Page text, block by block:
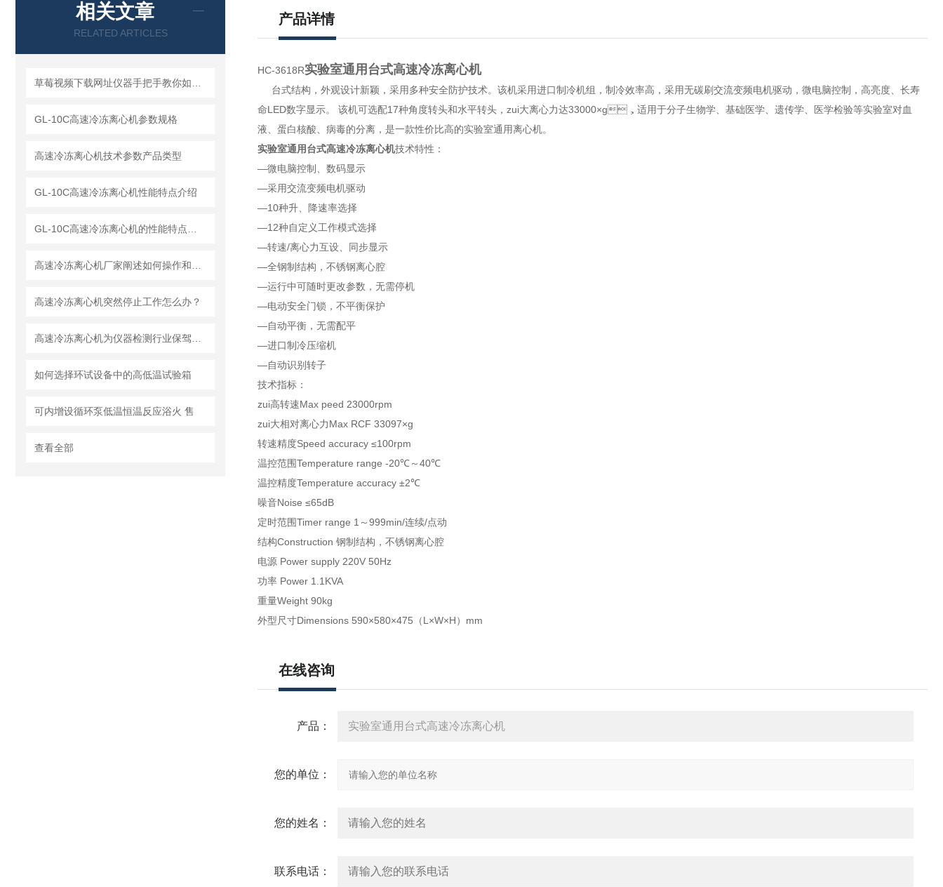
相关文章
RELATED ARTICLES
GL-10C高速冷冻离心机参数规格
高速冷冻离心机技术参数产品类型
GL-10C高速冷冻离心机性能特点介绍
高速冷冻离心机突然停止工作怎么办？
如何选择环试设备中的高低温试验箱
可内增设循环泵低温恒温反应浴火 售
查看全部
产品详情
HC-3618R实验室通用台式高速冷冻离心机
台式结构，外观设计新颖，采用多种安全防护技术。该机采用进口制冷机组，制冷效率高，采用无碳刷交流变频电机驱动，微电脑控制，高亮度、长寿
命LED数字显示。 该机可选配17种角度转头和水平转头，zui大离心力达33000×g，适用于分子生物学、基础医学、遗传学、医学检验等实验室对血
液、蛋白核酸、病毒的分离，是一款性价比高的实验室通用离心机。
实验室通用台式高速冷冻离心机技术特性：
—微电脑控制、数码显示
—采用交流变频电机驱动
—10种升、降速率选择
—12种自定义工作模式选择
—转速/离心力互设、同步显示
—全钢制结构，不锈钢离心腔
—运行中可随时更改参数，无需停机
—电动安全门锁，不平衡保护
—自动平衡，无需配平
—进口制冷压缩机
—自动识别转子
技术指标：
zui高转速Max peed 23000rpm
zui大相对离心力Max RCF 33097×g
转速精度Speed accuracy ≤100rpm
温控范围Temperature range -20℃～40℃
温控精度Temperature accuracy ±2℃
噪音Noise ≤65dB
定时范围Timer range 1～999min/连续/点动
结构Construction 钢制结构，不锈钢离心腔
电源 Power supply 220V 50Hz
功率 Power 1.1KVA
重量Weight 90kg
外型尺寸Dimensions 590×580×475（L×W×H）mm
在线咨询
产品：
您的单位：
您的姓名：
联系电话：